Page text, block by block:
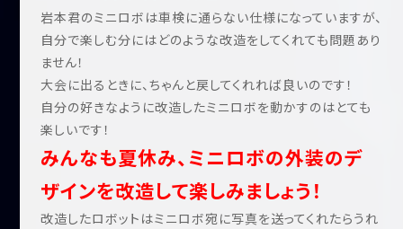
岩本君のミニロボは車検に通らない仕様になっていますが、
自分で楽しむ分にはどのような改造をしてくれても問題あり
ません！
大会に出るときに、ちゃんと戻してくれれば良いのです！
自分の好きなように改造したミニロボを動かすのはとても
楽しいです！
みんなも夏休み、ミニロボの外装のデ
ザインを改造して楽しみましょう！
改造したロボットはミニロボ宛に写真を送ってくれたらうれ